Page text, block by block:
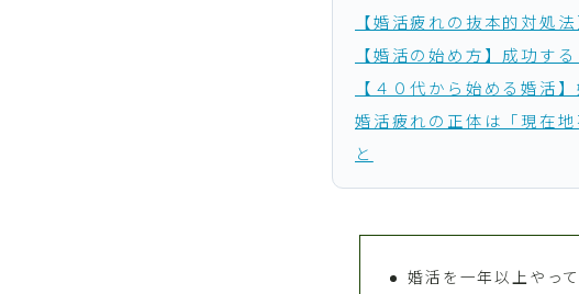
【婚活疲れの抜本的対処
【婚活の始め方】成功す
【４０代から始める婚活
婚活疲れの正体は「現在
と
婚活を一年以上やっ